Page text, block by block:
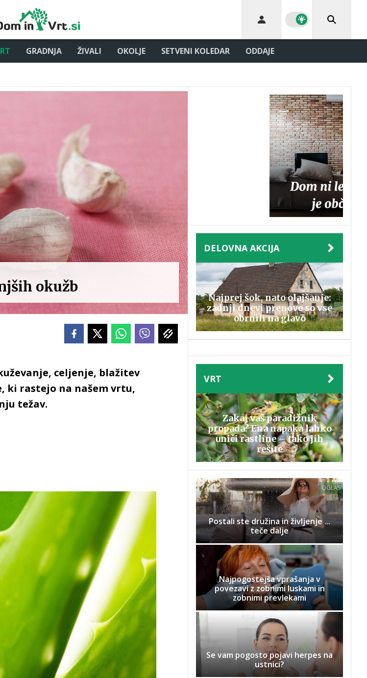
GRADNJA ŽIVALI OKOLJE SETVENI KOLEDAR ODDAJE
okužb
celjenje, blažitev
ki rastejo na našem vrtu,
težav.
DELOVNA AKCIJA
Najprej šok, nato olajšanje:
zadnji dnevi prenove so vse
obrnili na glavo
VRT
Zakaj vaš paradižnik
propada? Ena napaka lahko
uniči rastline – tako jih
rešite
OGLAS
Postali ste družina in življenje ...
teče dalje
Najpogostejša vprašanja v
povezavi z zobnimi luskami in
zobnimi prevlekami
Se vam pogosto pojavi herpes na
ustnici?